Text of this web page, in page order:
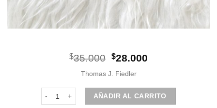
$35.000 El
original
era:
$35.000.
$28.000
es:
$28.000.
Thomas J. Fiedler
Botonier | Azul Petroleo cantidad
AÑADIR AL CARRITO